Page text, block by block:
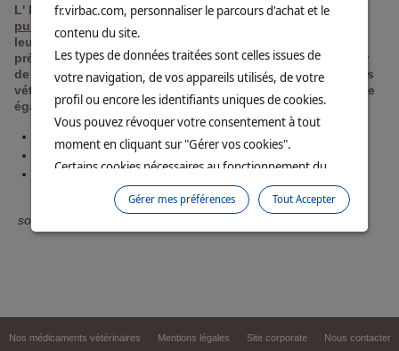
L' Institut de l'élevage et le RMT travail ont réalisé une
publication
sur l'utilisation des pesticides en élevage et
leurs risques sur la santé humaine. Des mesures de
prévention et de sécurité à mettre en place pour redoubler
de vigilance notamment avec l'utilisation des médicaments
vétérinaires par voie externe. Le magazine "Réussir" publie
également un article à ce sujet.
Télécharger la publication
Télécharger l'article Réussir
toute sécurité ?"
source : Réussir Bovins Mai 2018 - F. D'Alteroche
Nos médicaments vétérinaires Mentions légales Site corporate Nous contacter
fr.virbac.com, personnaliser le parcours d'achat et le
contenu du site.
Les types de données traitées sont celles issues de
votre navigation, de vos appareils utilisés, de votre
profil ou encore les identifiants uniques de cookies.
Vous pouvez révoquer votre consentement à tout
moment en cliquant sur "Gérer vos cookies".
Certains cookies nécessaires au fonctionnement du
site sont déposés sans votre consentement. Ils
permettent et facilitent votre navigation sur le site. En
cliquant sur “Continuer sans accepter” aucun cookie
Politique cookies.
Tout Accepter
Gérer mes préférences